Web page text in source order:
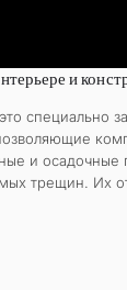
и
специально
и
трещин. Их